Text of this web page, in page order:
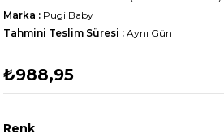
Marka : Pugi Baby
Tahmini Teslim Süresi : Aynı Gün
₺988,95
Renk